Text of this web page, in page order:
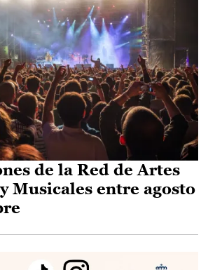
de la Red de Artes
Musicales entre agosto